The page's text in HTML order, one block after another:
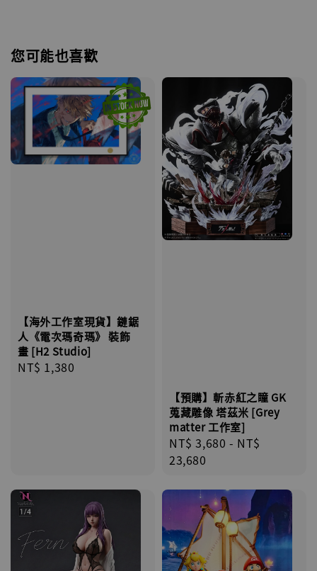
您可能也喜歡
【海外工作室現貨】鏈鋸
人《電次瑪奇瑪》 裝飾
畫 [H2 Studio]
Regular
NT$ 1,380
【預購】斬赤紅之瞳 GK
蒐藏雕像 塔茲米 [Grey
matter 工作室]
Regular
price
NT$ 3,680 - NT$
23,680